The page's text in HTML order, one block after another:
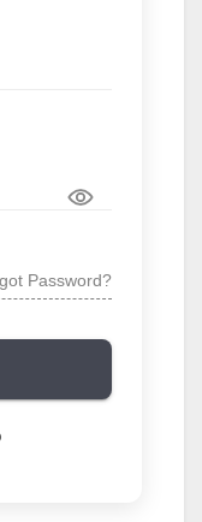
Password?